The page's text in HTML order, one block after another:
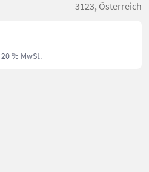
3123, Österreich
% MwSt.